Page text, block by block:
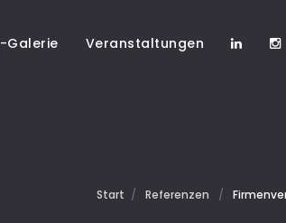
Galerie Veranstaltungen
Start / Referenzen /